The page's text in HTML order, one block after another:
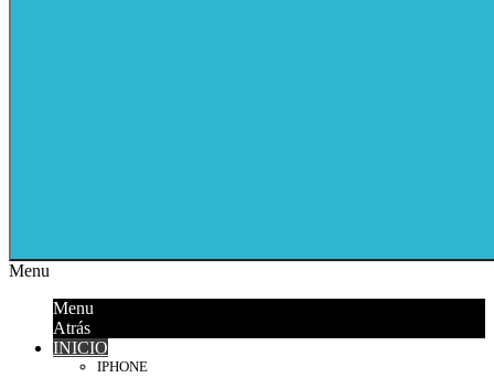
Menu
Menu
Atrás
INICIO
IPHONE